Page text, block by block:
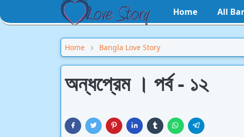
Home All
Home Bangla Love Story
অন্ধপ্রেম । পর্ব - ১২